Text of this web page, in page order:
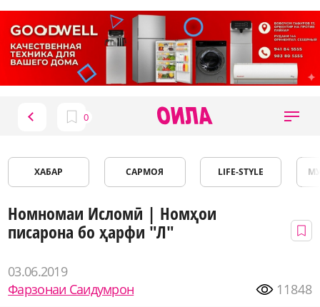
ХАБАР САРМОЯ LIFE-STYLE
Номномаи Исломӣ | Номҳои
писарона бо ҳарфи "Л"
03.06.2019
Фарзонаи Саидумрон
11848